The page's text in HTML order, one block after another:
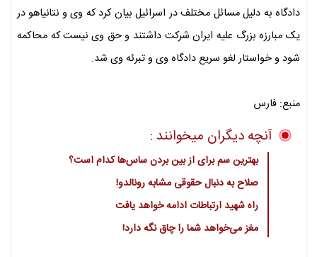
دادگاه به دلیل مسائل مختلف در اسرائیل بیان کرد که وی و نتانیاهو در
یک مبارزه بزرگ علیه ایران شرکت داشتند و حق وی نیست که محاکمه
شود و خواستار لغو سریع دادگاه وی و تبرئه وی شد.
منبع: فارس
آنچه دیگران میخوانند :
بهترین سم برای از بین بردن ساس‌ها کدام است؟
صلاح به دنبال حقوقی مشابه رونالدو!
راه شهید ارتباطات ادامه خواهد یافت
مغز می‌خواهد شما را چاق نگه دارد!